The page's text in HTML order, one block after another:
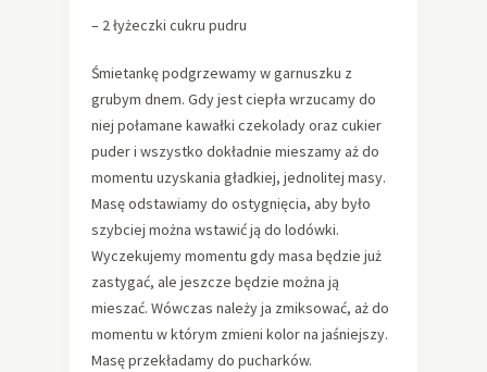
– 2 łyżeczki cukru pudru
Śmietankę podgrzewamy w garnuszku z
grubym dnem. Gdy jest ciepła wrzucamy do
niej połamane kawałki czekolady oraz cukier
puder i wszystko dokładnie mieszamy aż do
momentu uzyskania gładkiej, jednolitej masy.
Masę odstawiamy do ostygnięcia, aby było
szybciej można wstawić ją do lodówki.
Wyczekujemy momentu gdy masa będzie już
zastygać, ale jeszcze będzie można ją
mieszać. Wówczas należy ja zmiksować, aż do
momentu w którym zmieni kolor na jaśniejszy.
Masę przekładamy do pucharków.